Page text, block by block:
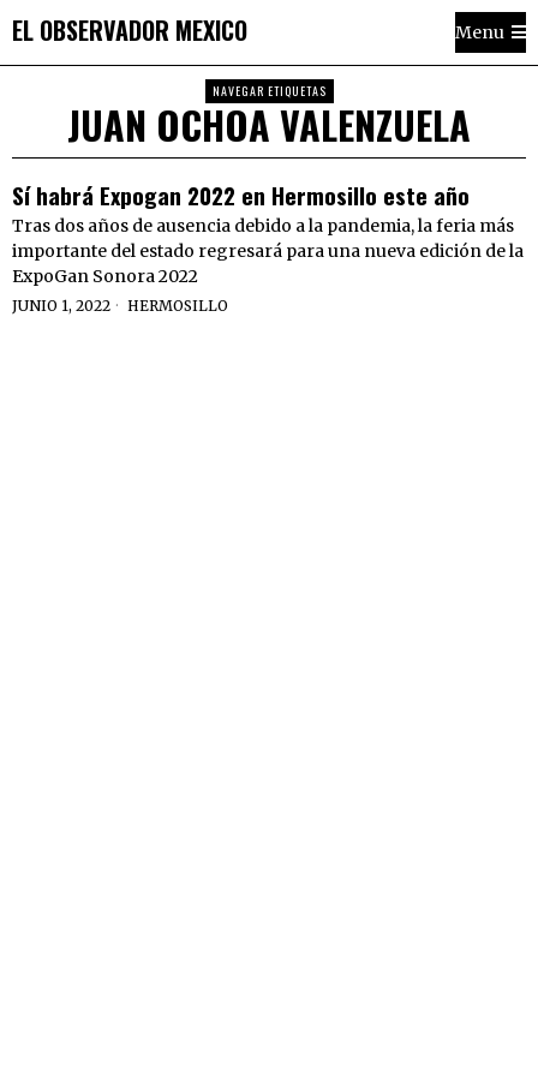
EL OBSERVADOR MEXICO Menu
NAVEGAR ETIQUETAS
JUAN OCHOA VALENZUELA
Sí habrá Expogan 2022 en Hermosillo este año
Tras dos años de ausencia debido a la pandemia, la feria más
importante del estado regresará para una nueva edición de la
ExpoGan Sonora 2022
JUNIO 1, 2022 HERMOSILLO